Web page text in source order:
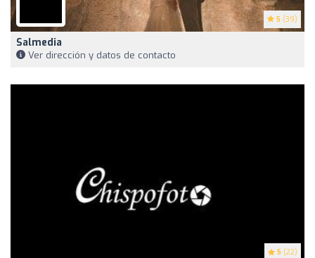
5 (39)
Salmedia
Ver dirección y datos de contacto
5 (22)